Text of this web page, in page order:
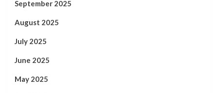
September 2025
August 2025
July 2025
June 2025
May 2025